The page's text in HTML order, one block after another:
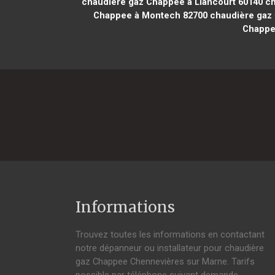
Chappee à Montech 82700 chaudière gaz
Informations
Trouvez toutes les informations en contactant
notre dépanneur ou installateur pour chaudière
gaz Chappee Chennevières sur Marne. Tarifs